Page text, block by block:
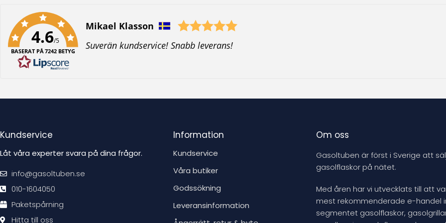
4.6/5
BASERAT PÅ 7242 BETYG
Författare:
Mikael Klasson
T
Suverän kundservice! Snabb leverans!
Kundservice
Låt våra experter svara på dina frågor.
info@gasoltuben.se
010-1604050
Paketspårning
Hitta till oss
Information
Kundservice
Våra butiker
Godssökning
Leveransinformation
Om oss
Gasoltuben är först i Sverige att
gasolflaskor på nätet.
Med åren har vi utvecklats till att
mest rekommenderade e-handel
segmentet gasolflaskor,